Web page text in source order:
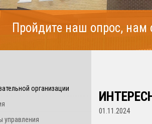
Пройдите наш опрос,
организации
управления
01.11.2024